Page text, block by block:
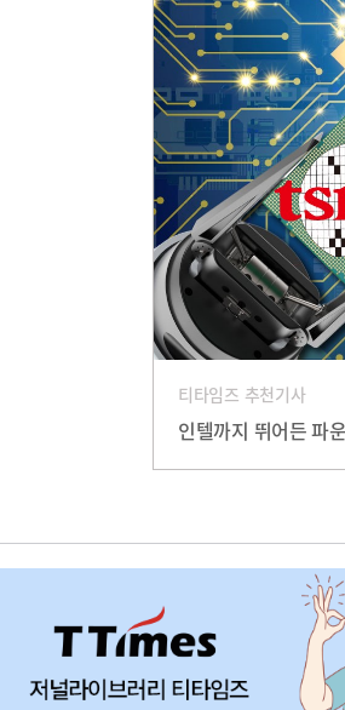
티타임즈 추천기사
인텔까지 뛰어든 파